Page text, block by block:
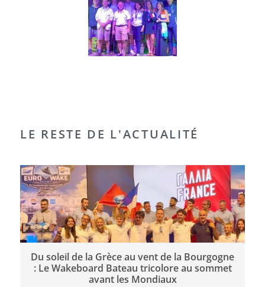
LE RESTE DE L'ACTUALITÉ
Du soleil de la Grèce au vent de la Bourgogne
: Le Wakeboard Bateau tricolore au sommet
avant les Mondiaux